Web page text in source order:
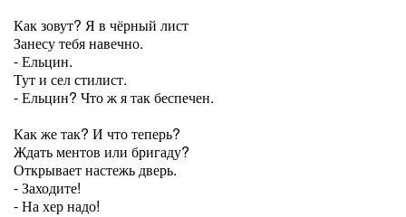
Как зовут? Я в чёрный лист
Занесу тебя навечно.
- Ельцин.
Тут и сел стилист.
- Ельцин? Что ж я так беспечен.
Как же так? И что теперь?
Ждать ментов или бригаду?
Открывает настежь дверь.
- Заходите!
- На хер надо!